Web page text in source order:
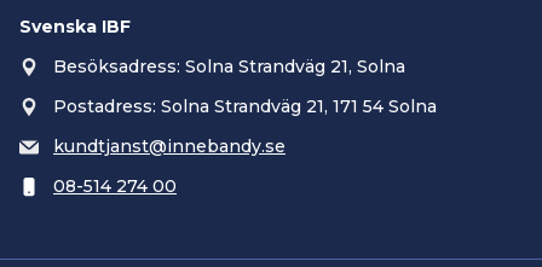
Svenska IBF
Besöksadress: Solna Strandväg 21, Solna
Postadress: Solna Strandväg 21, 171 54 Solna
kundtjanst@innebandy.se
08-514 274 00